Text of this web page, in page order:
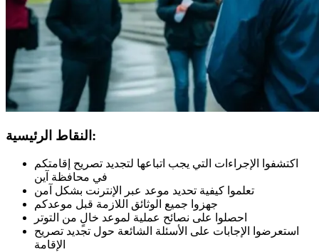
النقاط الرئيسية:
اكتشفوا الإجراءات التي يجب اتباعها لتجديد تصريح إقامتكم
في محافظة آين
تعلموا كيفية تحديد موعد عبر الإنترنت بشكل آمن
جهزوا جميع الوثائق اللازمة قبل موعدكم
احصلوا على نصائح عملية لموعد خالٍ من التوتر
استعرضوا الإجابات على الأسئلة الشائعة حول تجديد تصريح
الإقامة